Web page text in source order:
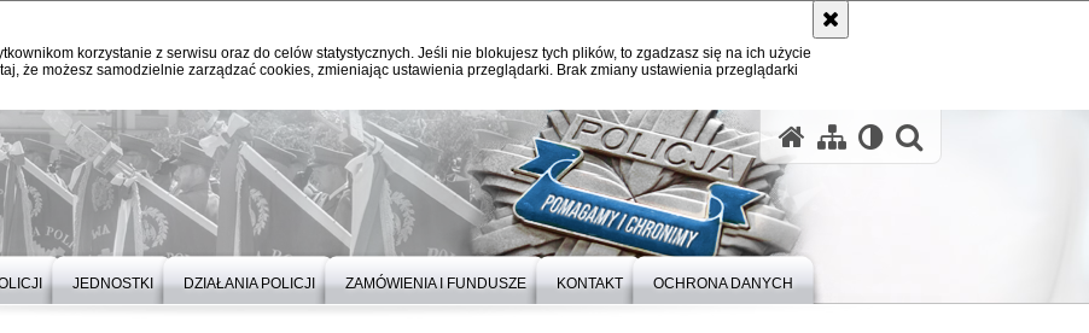
korzystanie z serwisu oraz do celów statystycznych. Jeśli nie blokujesz tych plików, to zgadzasz się na ich użycie
że możesz samodzielnie zarządzać cookies, zmieniając ustawienia przeglądarki. Brak zmiany ustawienia przeglądarki
JEDNOSTKI DZIAŁANIA POLICJI ZAMÓWIENIA I FUNDUSZE KONTAKT OCHRONA DANYCH